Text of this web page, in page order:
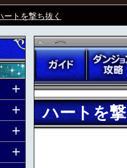
ートを撃ち抜く
ハートを